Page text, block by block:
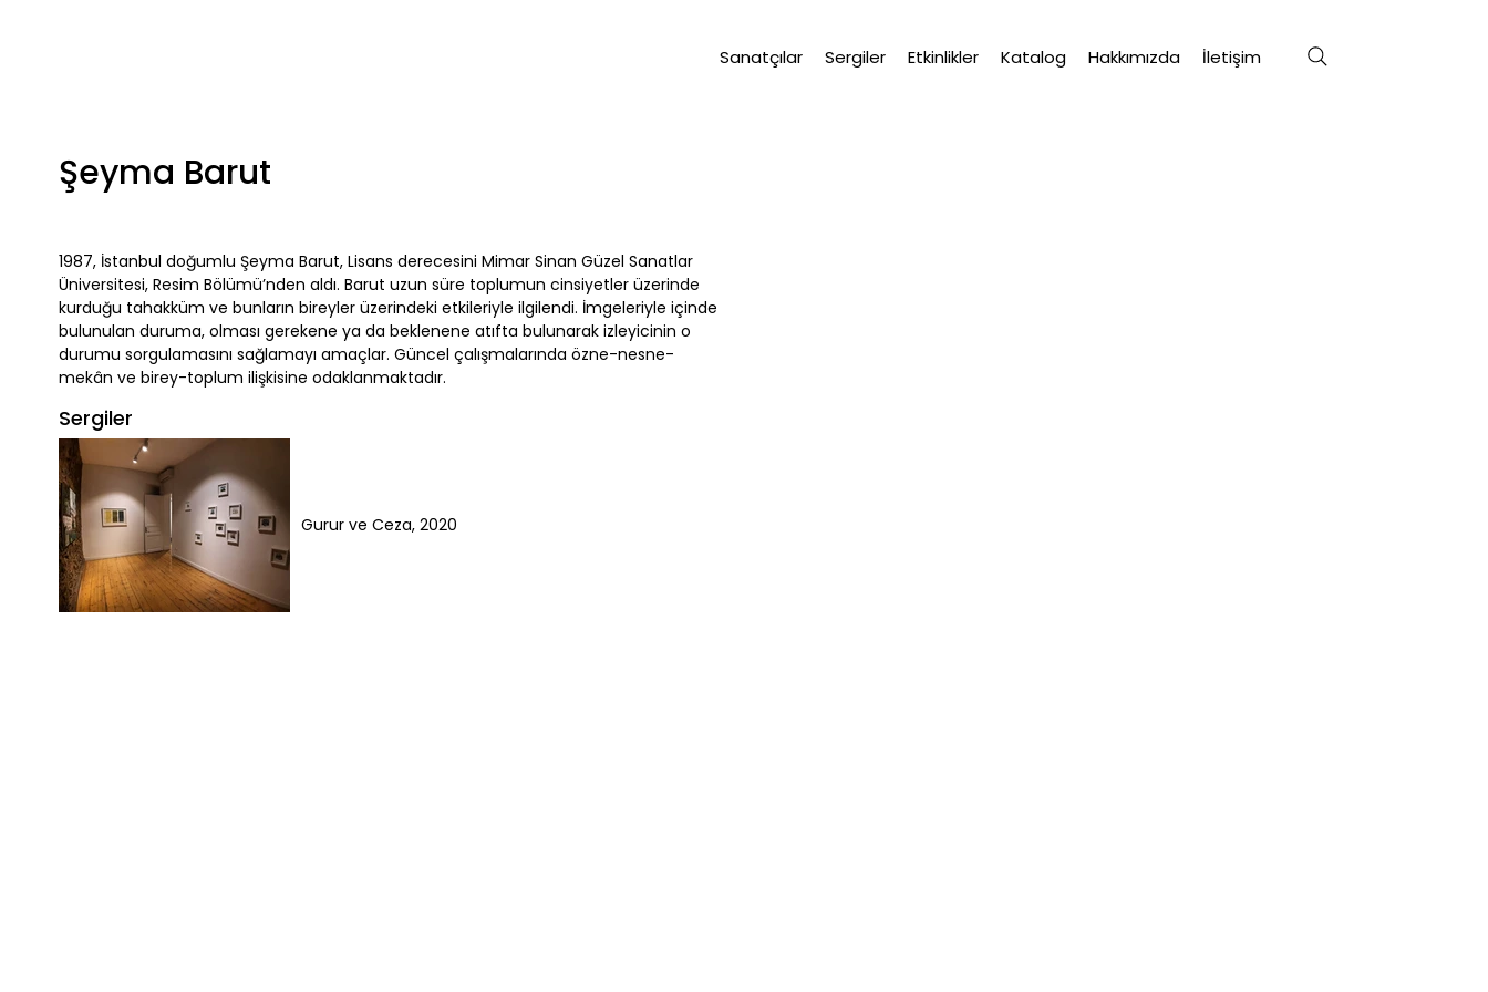
Sanatçılar Sergiler Etkinlikler Katalog Hakkımızda İletişim
Şeyma Barut
1987, İstanbul doğumlu Şeyma Barut, Lisans derecesini Mimar Sinan Güzel Sanatlar
Üniversitesi, Resim Bölümü’nden aldı. Barut uzun süre toplumun cinsiyetler üzerinde
kurduğu tahakküm ve bunların bireyler üzerindeki etkileriyle ilgilendi. İmgeleriyle içinde
bulunulan duruma, olması gerekene ya da beklenene atıfta bulunarak izleyicinin o
durumu sorgulamasını sağlamayı amaçlar. Güncel çalışmalarında özne-nesne-
mekân ve birey-toplum ilişkisine odaklanmaktadır.
Sergiler
Gurur ve Ceza, 2020